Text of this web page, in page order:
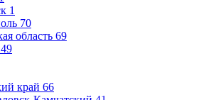
1
70
область 69
49
край 66